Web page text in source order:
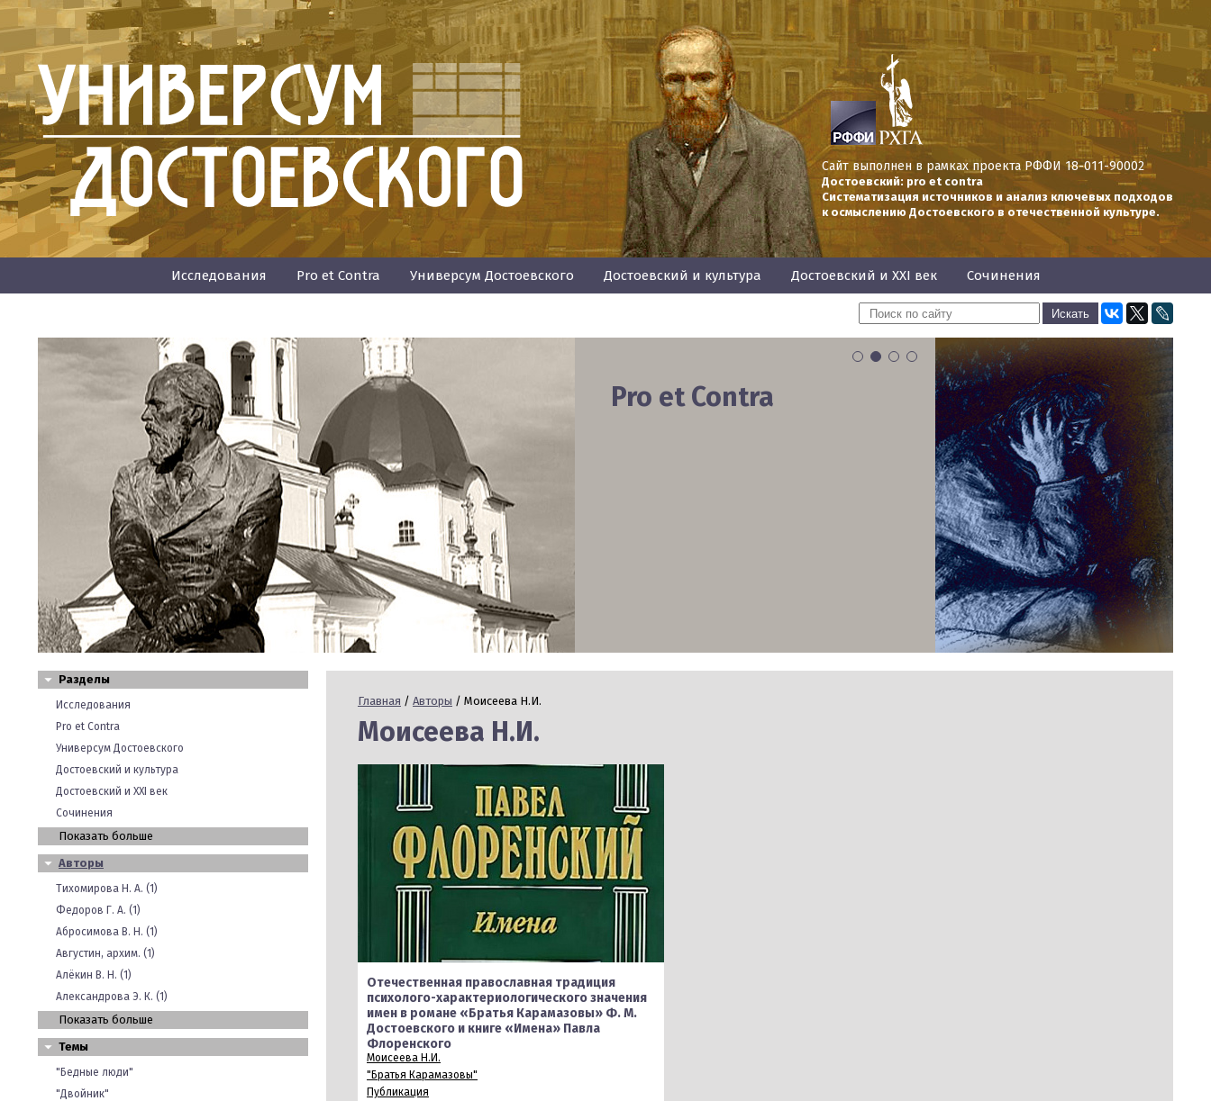
Сайт выполнен в рамках проекта РФФИ 18-011-90002
Достоевский: pro et contra
Систематизация источников и анализ ключевых подходов
к осмыслению Достоевского в отечественной культуре.
Исследования Pro et Contra Универсум Достоевского Достоевский и культура Достоевский и XXI век Сочинения
Универсум
Достоевского
Разделы
Исследования
Pro et Contra
Универсум Достоевского
Достоевский и культура
Достоевский и XXI век
Сочинения
Показать больше
Авторы
Тихомирова Н. А. (1)
Федоров Г. А. (1)
Абросимова В. Н. (1)
Августин, архим. (1)
Алёкин В. Н. (1)
Александрова Э. К. (1)
Показать больше
Темы
"Бедные люди"
"Двойник"
Главная / Авторы / Моисеева Н.И.
Моисеева Н.И.
Отечественная православная традиция
психолого-характериологического значения
имен в романе «Братья Карамазовы» Ф. М.
Достоевского и книге «Имена» Павла
Флоренского
Моисеева Н.И.
"Братья Карамазовы"
Публикация